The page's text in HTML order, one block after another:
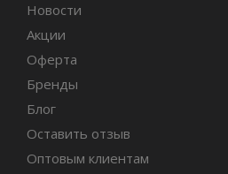
Новости
Акции
Оферта
Бренды
Блог
Оставить отзыв
Оптовым клиентам